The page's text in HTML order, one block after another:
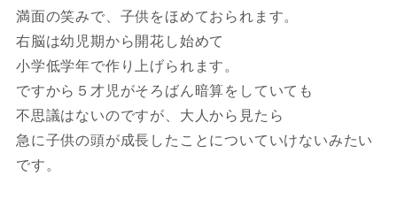
満面の笑みで、子供をほめておられます。
右脳は幼児期から開花し始めて
小学低学年で作り上げられます。
ですから５才児がそろばん暗算をしていても
不思議はないのですが、大人から見たら
急に子供の頭が成長したことについていけないみたい
です。